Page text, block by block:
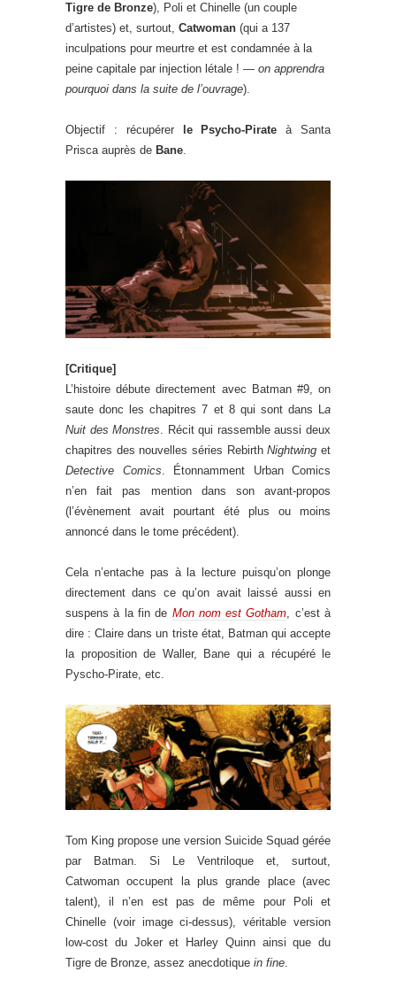
Tigre de Bronze), Poli et Chinelle (un couple
d’artistes) et, surtout, Catwoman (qui a 137
inculpations pour meurtre et est condamnée à la
peine capitale par injection létale ! — on apprendra
pourquoi dans la suite de l’ouvrage).
Objectif : récupérer le Psycho-Pirate à Santa
Prisca auprès de Bane.
[Critique]
L’histoire débute directement avec Batman #9, on
saute donc les chapitres 7 et 8 qui sont dans La
Nuit des Monstres. Récit qui rassemble aussi deux
chapitres des nouvelles séries RebirthNightwing et
Detective Comics. Étonnamment Urban Comics
n’en fait pas mention dans son avant-propos
(l’évènement avait pourtant été plus ou moins
annoncé dans le tome précédent).
Cela n’entache pas à la lecture puisqu’on plonge
directement dans ce qu’on avait laissé aussi en
suspens à la fin de Mon nom est Gotham, c’est à
dire : Claire dans un triste état, Batman qui accepte
la proposition de Waller, Bane qui a récupéré le
Pyscho-Pirate, etc.
Tom King propose une version Suicide Squad gérée
par Batman. Si Le Ventriloque et, surtout,
Catwoman occupent la plus grande place (avec
talent), il n’en est pas de même pour Poli et
Chinelle (voir image ci-dessus), véritable version
low-cost du Joker et Harley Quinn ainsi que du
Tigre de Bronze, assez anecdotique in fine